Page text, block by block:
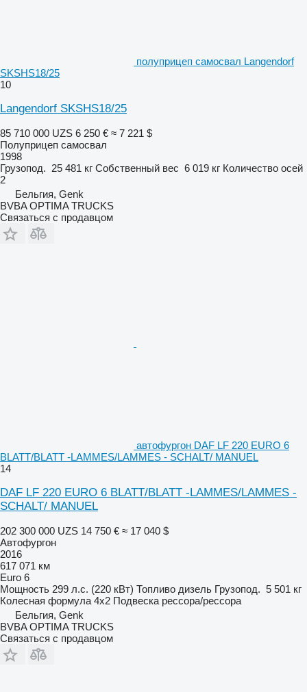
полуприцеп самосвал Langendorf
SKSHS18/25
10
Langendorf SKSHS18/25
85 710 000 UZS 6 250 € ≈ 7 221 $
Полуприцеп самосвал
1998
Грузопод. 25 481 кг Собственный вес 6 019 кг Количество осей
2
Бельгия, Genk
BVBA OPTIMA TRUCKS
Связаться с продавцом
автофургон DAF LF 220 EURO 6
BLATT/BLATT -LAMMES/LAMMES - SCHALT/ MANUEL
14
DAF LF 220 EURO 6 BLATT/BLATT -LAMMES/LAMMES -
SCHALT/ MANUEL
202 300 000 UZS 14 750 € ≈ 17 040 $
Автофургон
2016
617 071 км
Euro 6
Мощность 299 л.с. (220 кВт) Топливо дизель Грузопод. 5 501 кг
Колесная формула 4x2 Подвеска рессора/рессора
Бельгия, Genk
BVBA OPTIMA TRUCKS
Связаться с продавцом